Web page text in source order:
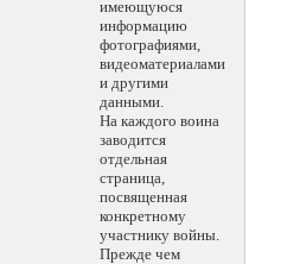
имеющуюся
информацию
фотографиями,
видеоматериалами
и другими
данными.
На каждого воина
заводится
отдельная
страница,
посвященная
конкретному
участнику войны.
Прежде чем